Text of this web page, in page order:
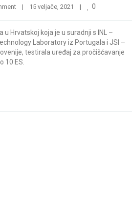
| 15 veljače, 2021 | 0
Hrvatskoj koja je u suradnji s INL –
Laboratory iz Portugala i JSI –
testirala uređaj za pročišćavanje
10 ES.